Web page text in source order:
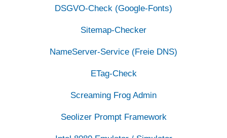
DSGVO-Check (Google-Fonts)
Sitemap-Checker
NameServer-Service (Freie DNS)
ETag-Check
Screaming Frog Admin
Seolizer Prompt Framework